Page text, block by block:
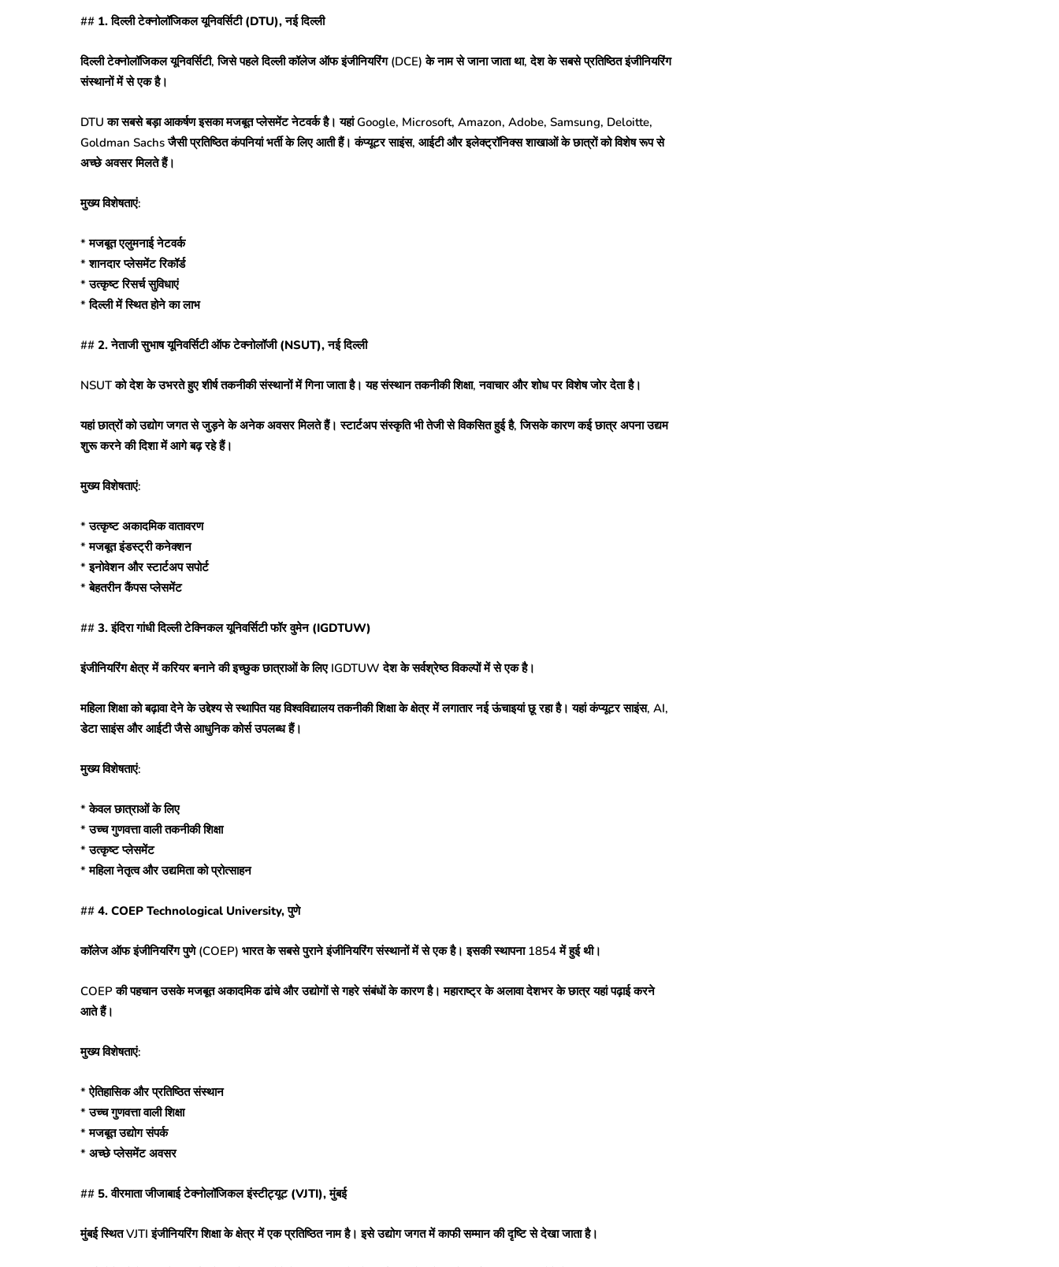
## 1. दिल्ली टेक्नोलॉजिकल यूनिवर्सिटी (DTU), नई दिल्ली
दिल्ली टेक्नोलॉजिकल यूनिवर्सिटी, जिसे पहले दिल्ली कॉलेज ऑफ इंजीनियरिंग (DCE) के नाम से जाना जाता था, देश के सबसे प्रतिष्ठित इंजीनियरिंग
संस्थानों में से एक है।
DTU का सबसे बड़ा आकर्षण इसका मजबूत प्लेसमेंट नेटवर्क है। यहां Google, Microsoft, Amazon, Adobe, Samsung, Deloitte,
Goldman Sachs जैसी प्रतिष्ठित कंपनियां भर्ती के लिए आती हैं। कंप्यूटर साइंस, आईटी और इलेक्ट्रॉनिक्स शाखाओं के छात्रों को विशेष रूप से
अच्छे अवसर मिलते हैं।
मुख्य विशेषताएं:
* मजबूत एलुमनाई नेटवर्क
* शानदार प्लेसमेंट रिकॉर्ड
* उत्कृष्ट रिसर्च सुविधाएं
* दिल्ली में स्थित होने का लाभ
## 2. नेताजी सुभाष यूनिवर्सिटी ऑफ टेक्नोलॉजी (NSUT), नई दिल्ली
NSUT को देश के उभरते हुए शीर्ष तकनीकी संस्थानों में गिना जाता है। यह संस्थान तकनीकी शिक्षा, नवाचार और शोध पर विशेष जोर देता है।
यहां छात्रों को उद्योग जगत से जुड़ने के अनेक अवसर मिलते हैं। स्टार्टअप संस्कृति भी तेजी से विकसित हुई है, जिसके कारण कई छात्र अपना उद्यम
शुरू करने की दिशा में आगे बढ़ रहे हैं।
मुख्य विशेषताएं:
* उत्कृष्ट अकादमिक वातावरण
* मजबूत इंडस्ट्री कनेक्शन
* इनोवेशन और स्टार्टअप सपोर्ट
* बेहतरीन कैंपस प्लेसमेंट
## 3. इंदिरा गांधी दिल्ली टेक्निकल यूनिवर्सिटी फॉर वुमेन (IGDTUW)
इंजीनियरिंग क्षेत्र में करियर बनाने की इच्छुक छात्राओं के लिए IGDTUW देश के सर्वश्रेष्ठ विकल्पों में से एक है।
महिला शिक्षा को बढ़ावा देने के उद्देश्य से स्थापित यह विश्वविद्यालय तकनीकी शिक्षा के क्षेत्र में लगातार नई ऊंचाइयां छू रहा है। यहां कंप्यूटर साइंस, AI,
डेटा साइंस और आईटी जैसे आधुनिक कोर्स उपलब्ध हैं।
मुख्य विशेषताएं:
* केवल छात्राओं के लिए
* उच्च गुणवत्ता वाली तकनीकी शिक्षा
* उत्कृष्ट प्लेसमेंट
* महिला नेतृत्व और उद्यमिता को प्रोत्साहन
## 4. COEP Technological University, पुणे
कॉलेज ऑफ इंजीनियरिंग पुणे (COEP) भारत के सबसे पुराने इंजीनियरिंग संस्थानों में से एक है। इसकी स्थापना 1854 में हुई थी।
COEP की पहचान उसके मजबूत अकादमिक ढांचे और उद्योगों से गहरे संबंधों के कारण है। महाराष्ट्र के अलावा देशभर के छात्र यहां पढ़ाई करने
आते हैं।
मुख्य विशेषताएं:
* ऐतिहासिक और प्रतिष्ठित संस्थान
* उच्च गुणवत्ता वाली शिक्षा
* मजबूत उद्योग संपर्क
* अच्छे प्लेसमेंट अवसर
## 5. वीरमाता जीजाबाई टेक्नोलॉजिकल इंस्टीट्यूट (VJTI), मुंबई
मुंबई स्थित VJTI इंजीनियरिंग शिक्षा के क्षेत्र में एक प्रतिष्ठित नाम है। इसे उद्योग जगत में काफी सम्मान की दृष्टि से देखा जाता है।